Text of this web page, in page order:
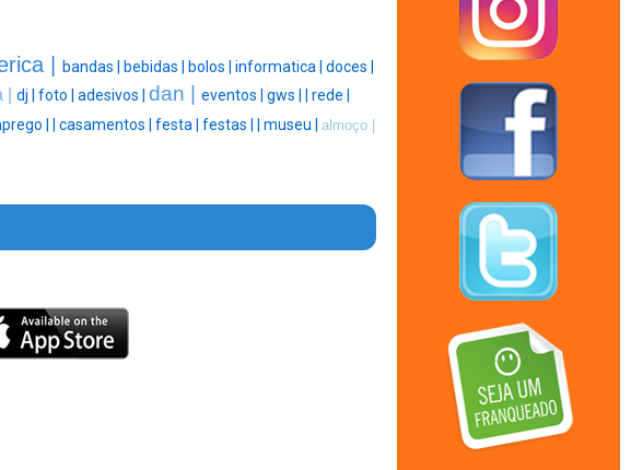
| bandas | bebidas | bolos | informatica | doces |
| dj | foto | adesivos | dan | eventos | gws |
rede |
| casamentos | festa | festas | museu | almoço |